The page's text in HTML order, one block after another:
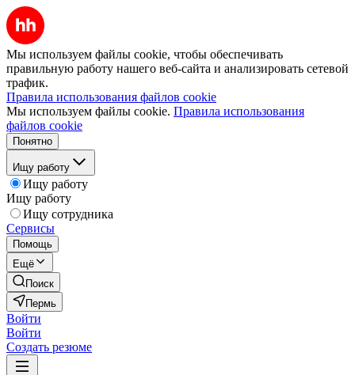
Мы используем файлы cookie, чтобы обеспечивать
правильную работу нашего веб-сайта и анализировать сетевой
трафик.
Правила использования файлов cookie
Мы используем файлы cookie. Правила использования
файлов cookie
Понятно
Ищу работу
Ищу работу
Ищу работу
Ищу сотрудника
Сервисы
Помощь
Ещё
Поиск
Пермь
Войти
Войти
Создать резюме